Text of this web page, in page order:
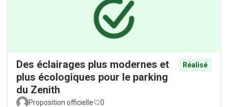
Des éclairages plus modernes et
plus écologiques pour le parking
du Zenith
Réalisé
Proposition officielle 0